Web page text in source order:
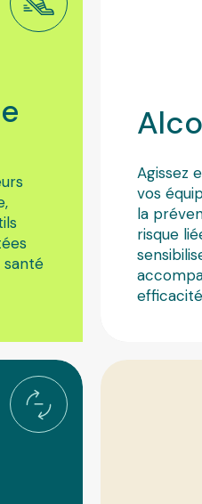
santé
Agissez
vos
la
risque